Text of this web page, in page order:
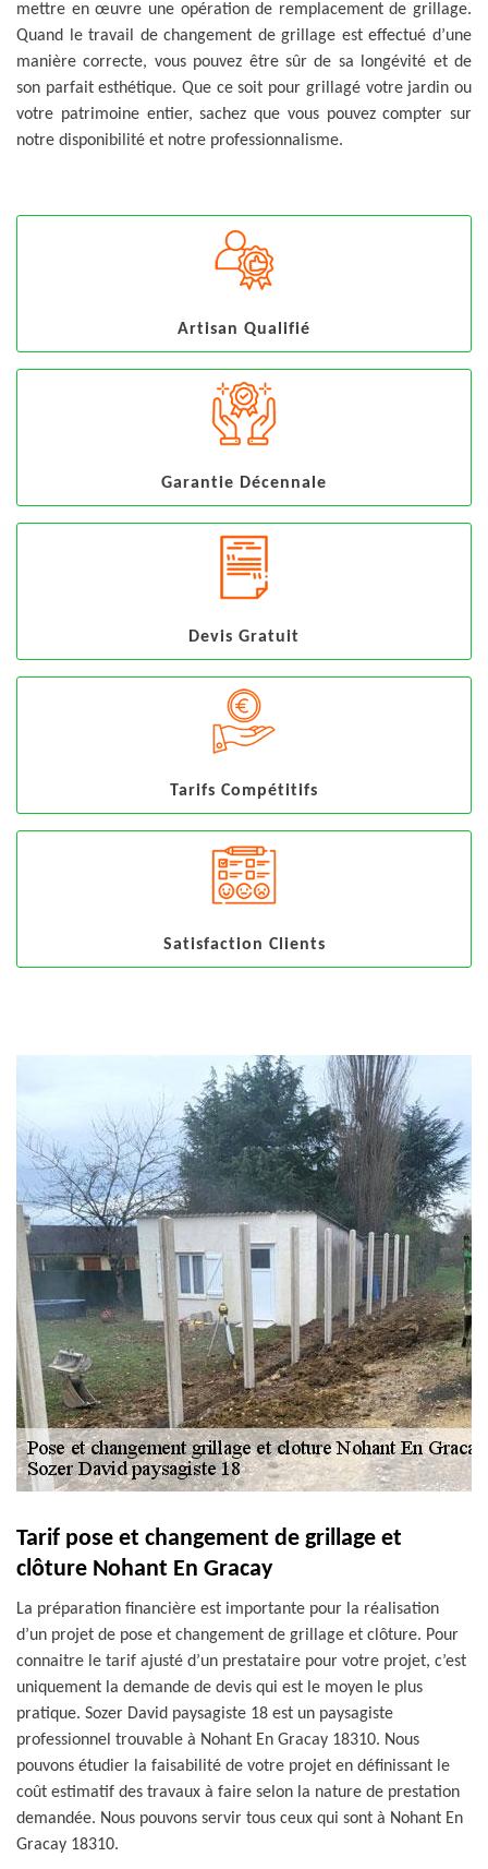
mettre en œuvre une opération de remplacement de grillage.
Quand le travail de changement de grillage est effectué d’une
manière correcte, vous pouvez être sûr de sa longévité et de
son parfait esthétique. Que ce soit pour grillagé votre jardin ou
votre patrimoine entier, sachez que vous pouvez compter sur
notre disponibilité et notre professionnalisme.
Artisan Qualifié
Garantie Décennale
Devis Gratuit
Tarifs Compétitifs
Satisfaction Clients
Tarif pose et changement de grillage et
clôture Nohant En Gracay
La préparation financière est importante pour la réalisation
d’un projet de pose et changement de grillage et clôture. Pour
connaitre le tarif ajusté d’un prestataire pour votre projet, c’est
uniquement la demande de devis qui est le moyen le plus
pratique. Sozer David paysagiste 18 est un paysagiste
professionnel trouvable à Nohant En Gracay 18310. Nous
pouvons étudier la faisabilité de votre projet en définissant le
coût estimatif des travaux à faire selon la nature de prestation
demandée. Nous pouvons servir tous ceux qui sont à Nohant En
Gracay 18310.